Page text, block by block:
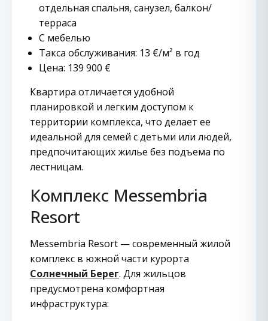
отдельная спальня, санузел, балкон/
терраса
С мебелью
Такса обслуживания: 13 €/м² в год
Цена: 139 900 €
Квартира отличается удобной
планировкой и легким доступом к
территории комплекса, что делает ее
идеальной для семей с детьми или людей,
предпочитающих жилье без подъема по
лестницам.
Комплекс Messembria
Resort
Messembria Resort — современный жилой
комплекс в южной части курорта
Солнечный Берег. Для жильцов
предусмотрена комфортная
инфраструктура: